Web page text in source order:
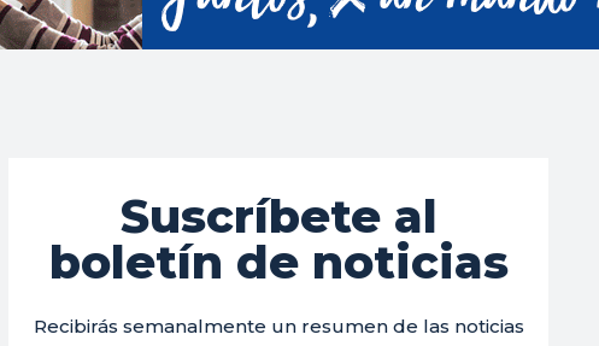
Suscríbete al
boletín de noticias
Recibirás semanalmente un resumen de las noticias